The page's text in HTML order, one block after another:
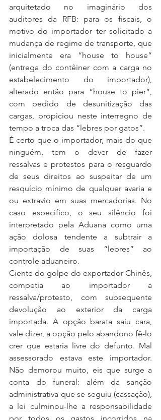
arquitetado no imaginário dos
auditores da RFB: para os fiscais, o
motivo do importador ter solicitado a
mudança de regime de transporte, que
inicialmente era “house to house”
(entrega do contêiner com a carga no
estabelecimento do importador),
alterado então para “house to pier”,
com pedido de desunitização das
cargas, propiciou neste interregno de
tempo a troca das “lebres por gatos”.
É certo que o importador, mais do que
ninguém, tem o dever de fazer
ressalvas e protestos para o resguardo
de seus direitos ao suspeitar de um
resquício mínimo de qualquer avaria e
ou extravio em suas mercadorias. No
caso específico, o seu silêncio foi
interpretado pela Aduana como uma
ação dolosa tendente a subtrair a
importação de suas “lebres” ao
controle aduaneiro.
Ciente do golpe do exportador Chinês,
competia ao importador a
ressalva/protesto, com subsequente
devolução ao exterior da carga
importada. A opção barata saiu cara,
vale dizer, a opção pelo abandono fê-lo
crer que estaria livre do defunto. Mal
assessorado estava este importador.
Não demorou muito, eis que surge a
conta do funeral: além da sanção
administrativa que se seguiu (cassação),
a lei culminou-lhe a responsabilidade